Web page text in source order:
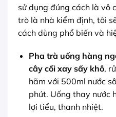
sử dụng đúng cách là vô
trò là nhà kiểm định, tôi
cách dùng phổ biến và
Pha trà uống hàng
cây cối xay sấy khô,
hãm với 500ml nước
phút. Uống thay nước
lợi tiểu, thanh nhiệt.